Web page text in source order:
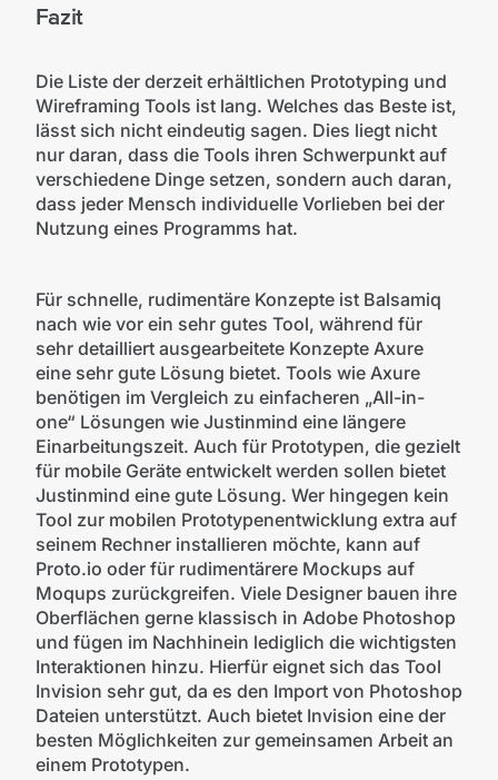
Fazit
Die Liste der derzeit erhältlichen Prototyping und
Wireframing Tools ist lang. Welches das Beste ist,
lässt sich nicht eindeutig sagen. Dies liegt nicht
nur daran, dass die Tools ihren Schwerpunkt auf
verschiedene Dinge setzen, sondern auch daran,
dass jeder Mensch individuelle Vorlieben bei der
Nutzung eines Programms hat.
Für schnelle, rudimentäre Konzepte ist Balsamiq
nach wie vor ein sehr gutes Tool, während für
sehr detailliert ausgearbeitete Konzepte Axure
eine sehr gute Lösung bietet. Tools wie Axure
benötigen im Vergleich zu einfacheren „All-in-
one“ Lösungen wie Justinmind eine längere
Einarbeitungszeit. Auch für Prototypen, die gezielt
für mobile Geräte entwickelt werden sollen bietet
Justinmind eine gute Lösung. Wer hingegen kein
Tool zur mobilen Prototypenentwicklung extra auf
seinem Rechner installieren möchte, kann auf
Proto.io oder für rudimentärere Mockups auf
Moqups zurückgreifen. Viele Designer bauen ihre
Oberflächen gerne klassisch in Adobe Photoshop
und fügen im Nachhinein lediglich die wichtigsten
Interaktionen hinzu. Hierfür eignet sich das Tool
Invision sehr gut, da es den Import von Photoshop
Dateien unterstützt. Auch bietet Invision eine der
besten Möglichkeiten zur gemeinsamen Arbeit an
einem Prototypen.